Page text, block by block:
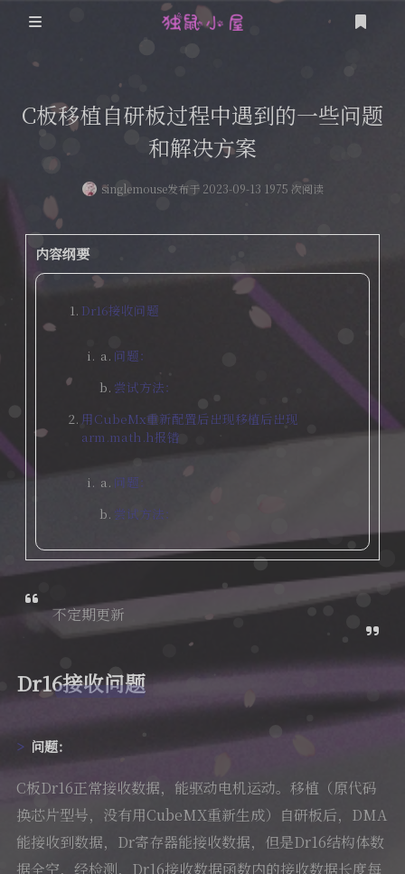
关于本站
移动端
友情链接
笔记
公式
爱好栈
编曲
追番
游戏
Ai绘画
C板移植自研板过程中遇到的一些问题
和解决方案
singlemouse发布于 2023-09-13 1975 次阅读
内容纲要
Dr16接收问题
问题：
尝试方法：
用CubeMx重新配置后出现移植后出现
arm.math.h报错
问题：
尝试方法：
不定期更新
Dr16接收问题
问题：
C板Dr16正常接收数据，能驱动电机运动。移植（原代码
换芯片型号，没有用CubeMX重新生成）自研板后，DMA
能接收到数据，Dr寄存器能接收数据，但是Dr16结构体数
据全空，经检测，Dr16接收数据函数内的接收数据长度每